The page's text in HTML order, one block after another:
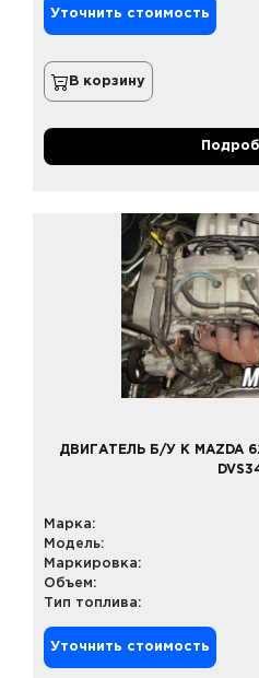
Уточнить стоимость
В корзину
ДВИГАТЕЛЬ Б/У К MAZDA
Марка:
Модель:
Маркировка:
Объем:
Тип топлива:
Уточнить стоимость